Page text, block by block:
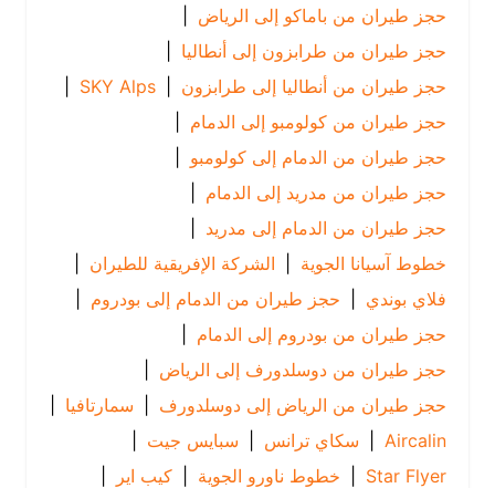
حجز طيران من باماكو إلى الرياض
|
حجز طيران من طرابزون إلى أنطاليا
|
حجز طيران من أنطاليا إلى طرابزون |
SKY Alps
|
حجز طيران من كولومبو إلى الدمام
|
حجز طيران من الدمام إلى كولومبو |
حجز طيران من مدريد إلى الدمام
|
حجز طيران من الدمام إلى مدريد |
خطوط آسيانا الجوية
| الشركة الإفريقية للطيران |
فلاي بوندي | حجز طيران من الدمام إلى بودروم |
حجز طيران من بودروم إلى الدمام
|
حجز طيران من دوسلدورف إلى الرياض
|
حجز طيران من الرياض إلى دوسلدورف | سمارتافيا
|
Aircalin
| سكاي ترانس | سبايس جيت
|
Star Flyer
| خطوط ناورو الجوية | كيب اير |